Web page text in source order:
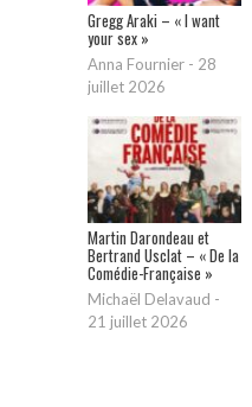
Gregg Araki – « I want
your sex »
Anna Fournier - 28
juillet 2026
Martin Darondeau et
Bertrand Usclat – « De la
Comédie-Française »
Michaël Delavaud -
21 juillet 2026